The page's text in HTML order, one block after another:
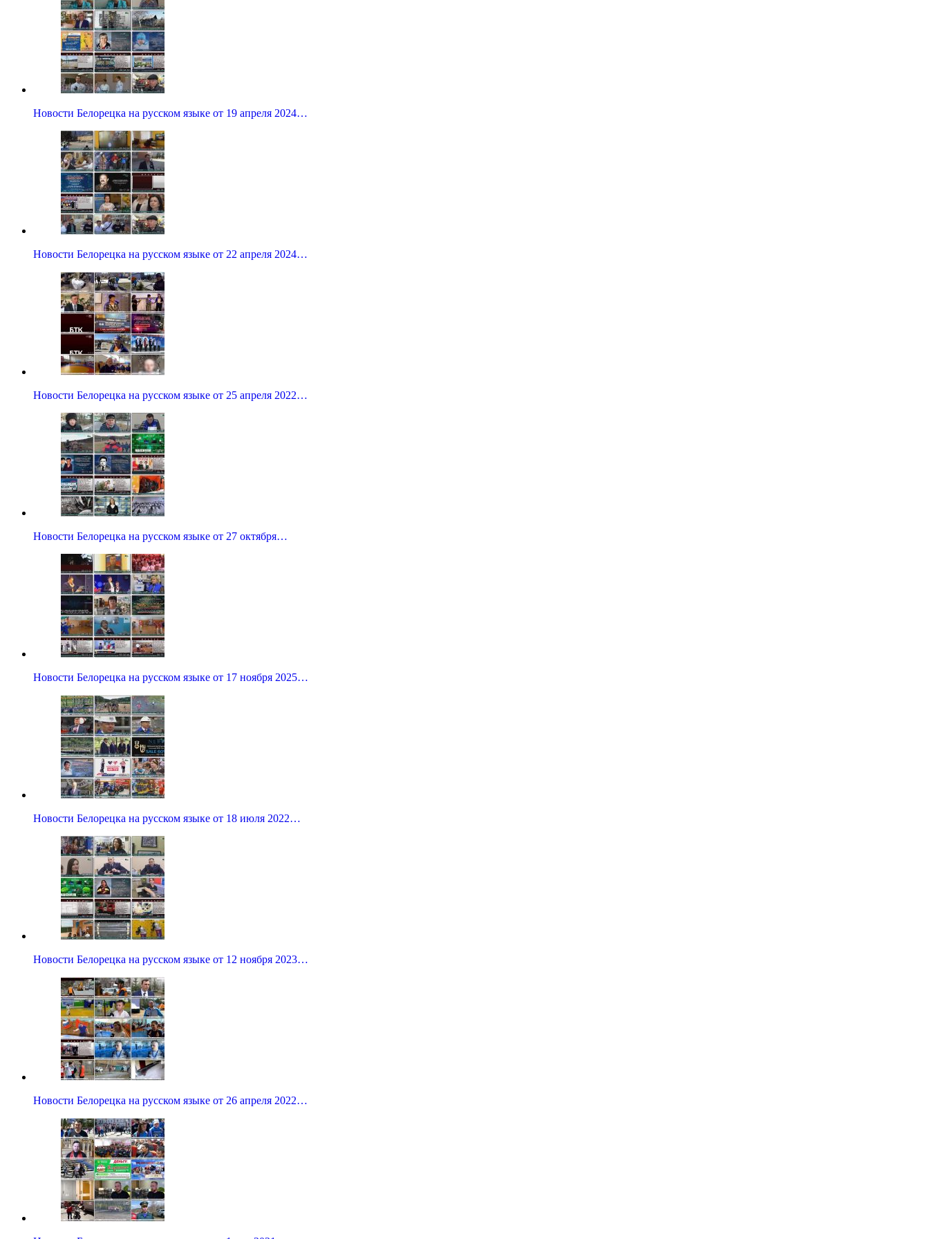
Новости Белорецка на русском языке от 19 апреля 2024…
Новости Белорецка на русском языке от 22 апреля 2024…
Новости Белорецка на русском языке от 25 апреля 2022…
Новости Белорецка на русском языке от 27 октября…
Новости Белорецка на русском языке от 17 ноября 2025…
Новости Белорецка на русском языке от 18 июля 2022…
Новости Белорецка на русском языке от 12 ноября 2023…
Новости Белорецка на русском языке от 26 апреля 2022…